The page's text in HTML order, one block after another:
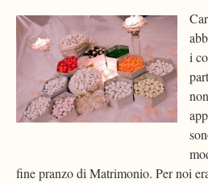
i
fine pranzo di Matrimonio. Per noi